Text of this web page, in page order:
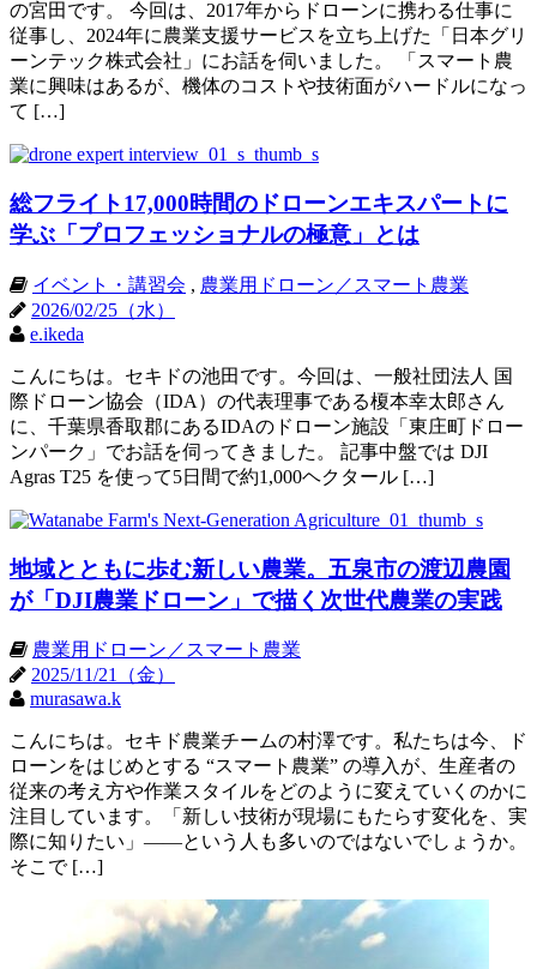
の宮田です。 今回は、2017年からドローンに携わる仕事に
従事し、2024年に農業支援サービスを立ち上げた「日本グリ
ーンテック株式会社」にお話を伺いました。 「スマート農
業に興味はあるが、機体のコストや技術面がハードルになっ
て […]
総フライト17,000時間のドローンエキスパートに
学ぶ「プロフェッショナルの極意」とは
イベント・講習会 , 農業用ドローン／スマート農業
2026/02/25（水）
e.ikeda
こんにちは。セキドの池田です。今回は、一般社団法人 国
際ドローン協会（IDA）の代表理事である榎本幸太郎さん
に、千葉県香取郡にあるIDAのドローン施設「東庄町ドロー
ンパーク」でお話を伺ってきました。 記事中盤では DJI
Agras T25 を使って5日間で約1,000ヘクタール […]
地域とともに歩む新しい農業。五泉市の渡辺農園
が「DJI農業ドローン」で描く次世代農業の実践
農業用ドローン／スマート農業
2025/11/21（金）
murasawa.k
こんにちは。セキド農業チームの村澤です。私たちは今、ド
ローンをはじめとする “スマート農業” の導入が、生産者の
従来の考え方や作業スタイルをどのように変えていくのかに
注目しています。「新しい技術が現場にもたらす変化を、実
際に知りたい」——という人も多いのではないでしょうか。
そこで […]